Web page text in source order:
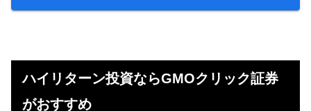
ハイリターン投資ならGMOクリック証券
がおすすめ